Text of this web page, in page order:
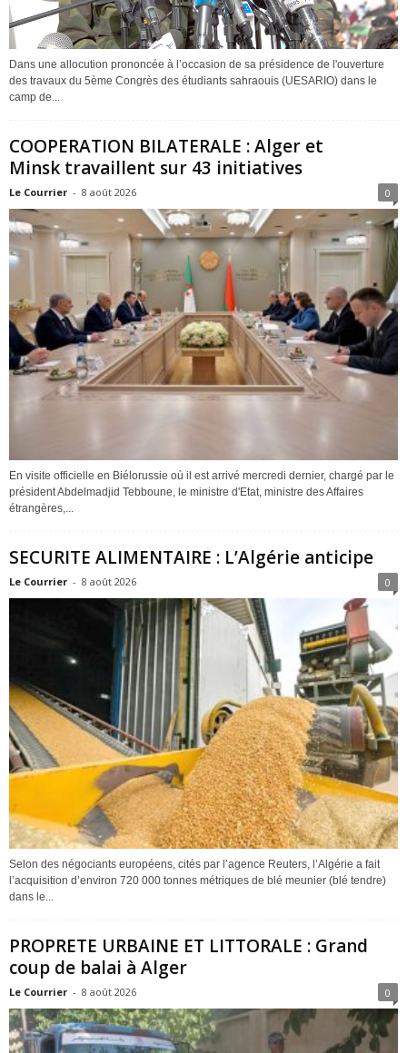
Dans une allocution prononcée à l’occasion de sa présidence de l'ouverture
des travaux du 5ème Congrès des étudiants sahraouis (UESARIO) dans le
camp de...
COOPERATION BILATERALE : Alger et
Minsk travaillent sur 43 initiatives
Le Courrier - 8 août 2026 0
En visite officielle en Biélorussie où il est arrivé mercredi dernier, chargé par le
président Abdelmadjid Tebboune, le ministre d'Etat, ministre des Affaires
étrangères,...
SECURITE ALIMENTAIRE : L’Algérie anticipe
Le Courrier - 8 août 2026 0
Selon des négociants européens, cités par l’agence Reuters, l’Algérie a fait
l’acquisition d’environ 720 000 tonnes métriques de blé meunier (blé tendre)
dans le...
PROPRETE URBAINE ET LITTORALE : Grand
coup de balai à Alger
Le Courrier - 8 août 2026 0